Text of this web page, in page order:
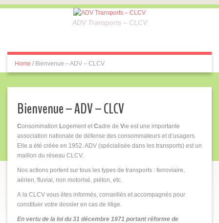
ADV Transports – CLCV
Home / Bienvenue – ADV – CLCV
Bienvenue – ADV – CLCV
Consommation Logement etCadre de Vie est une importante
association nationale de défense des consommateurs et d’usagers.
Elle a été créée en 1952. ADV (spécialisée dans les transports) est un
maillon du réseau CLCV.
Nos actions portent sur tous les types de transports : ferroviaire,
aérien, fluvial, non motorisé, piéton, etc.
A la CLCV vous êtes informés, conseillés et accompagnés pour
constituer votre dossier en cas de litige.
En vertu de la loi du 31 décembre 1971 portant réforme de